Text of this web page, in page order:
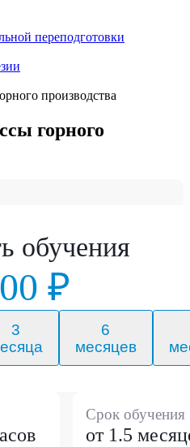
переподготовки
производства
горного
обучения
₽
3
6
месяцев
Срок обучения
от 1.5